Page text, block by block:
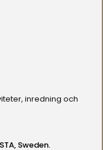
inredning och
Sweden.